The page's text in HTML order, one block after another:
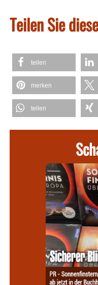
Teilen Sie
teilen
merken
teilen